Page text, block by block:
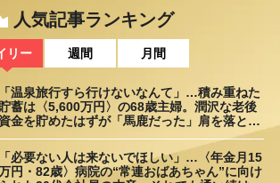
人気記事ランキング
リー 週間 月間
「温泉旅行すら行けないなんて」…積み重ねた
貯蓄は〈5,600万円〉の68歳主婦。潤沢な老後
資金を貯めたはずが「馬鹿だった」肩を落とす
「必要ない人は来ないでほしい」…〈年金月15
円・82歳〉病院の“常連おばあちゃん”に向け